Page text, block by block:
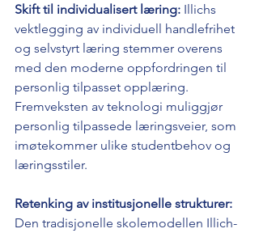
Skift til individualisert læring: Illichs
vektlegging av individuell handlefrihet
og selvstyrt læring stemmer overens
med den moderne oppfordringen til
personlig tilpasset opplæring.
Fremveksten av teknologi muliggjør
personlig tilpassede læringsveier, som
imøtekommer ulike studentbehov og
læringsstiler.
Retenking av institusjonelle strukturer:
Den tradisjonelle skolemodellen Illich-